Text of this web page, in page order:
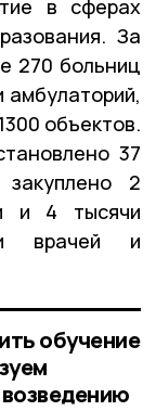
в сферах
За
270 больниц
амбулаторий,
объектов.
37
2
и 4 тысячи
врачей и
обучение